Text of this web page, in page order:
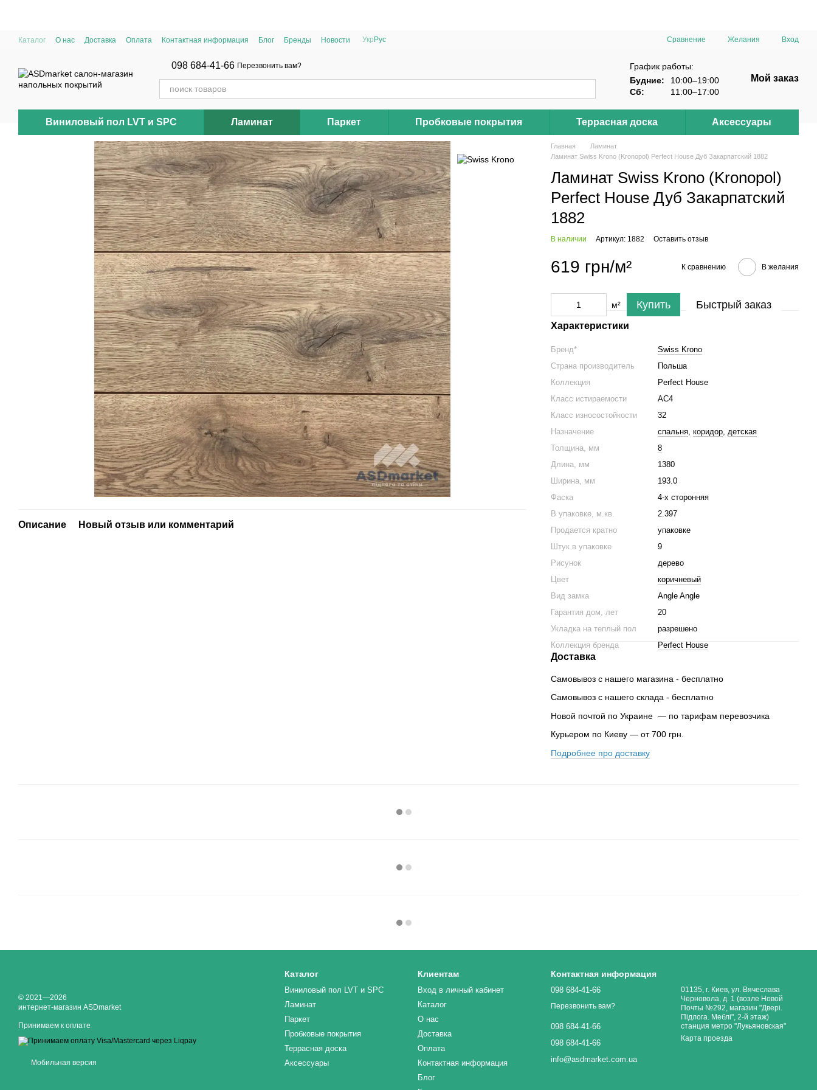
Каталог О нас Доставка Оплата Контактная информация Блог Бренды Новости Укр Рус Сравнение Желания Вход
098 684-41-66 Перезвонить вам?
График работы:
Будние:
10:00–19:00
Сб:
11:00–17:00
Мой заказ
Виниловый пол LVT и SPC Ламинат Паркет Пробковые покрытия Террасная доска Аксессуары
Описание Новый отзыв или комментарий
Главная
Ламинат
Ламинат Swiss Krono (Kronopol) Perfect House Дуб Закарпатский 1882
Ламинат Swiss Krono (Kronopol)
Perfect House Дуб Закарпатский
1882
В наличии Артикул: 1882 Оставить отзыв
619 грн/м² К сравнению В желания
м² Купить Быстрый заказ
Характеристики
Бренд*
Swiss Krono
Страна производитель
Польша
Коллекция
Perfect House
Класс истираемости
АС4
Класс износостойкости
32
Назначение
спальня, коридор, детская
Толщина, мм
8
Длина, мм
1380
Ширина, мм
193.0
Фаска
4-х сторонняя
В упаковке, м.кв.
2.397
Продается кратно
упаковке
Штук в упаковке
9
Рисунок
дерево
Цвет
коричневый
Вид замка
Angle Angle
Гарантия дом, лет
20
Укладка на теплый пол
разрешено
Коллекция бренда
Perfect House
Доставка
Самовывоз с нашего магазина - бесплатно
Самовывоз с нашего склада - бесплатно
Новой почтой по Украине — по тарифам перевозчика
Курьером по Киеву — от 700 грн.
Подробнее про доставку
© 2021—2026
интернет-магазин ASDmarket
Принимаем к оплате
Мобильная версия
Каталог
Виниловый пол LVT и SPC
Ламинат
Паркет
Пробковые покрытия
Террасная доска
Аксессуары
Клиентам
Вход в личный кабинет
Каталог
О нас
Доставка
Оплата
Контактная информация
Блог
Контактная информация
098 684-41-66
Перезвонить вам?
098 684-41-66
098 684-41-66
info@asdmarket.com.ua
01135, г. Киев, ул. Вячеслава
Черновола, д. 1 (возле Новой
Почты №292, магазин "Двері.
Підлога. Меблі", 2-й этаж)
станция метро "Лукьяновская"
Карта проезда